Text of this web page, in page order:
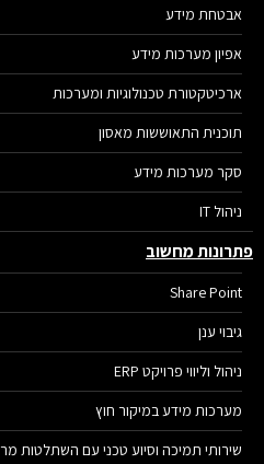
אבטחת מידע
אפיון מערכות מידע
ארכיטקטורת טכנולוגיות ומערכות
תוכנית התאוששות מאסון
סקר מערכות מידע
ניהול IT
מחשוב
Share Point
גיבוי ענן
ניהול וליווי פרויקט ERP
מערכות מידע במיקור חוץ
שירותי תמיכה וסיוע טכני עם השתלטות מרחוק